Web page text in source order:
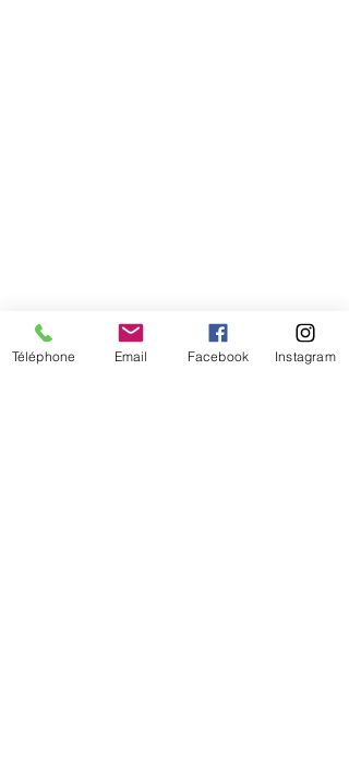
Téléphone Email Facebook Instagram